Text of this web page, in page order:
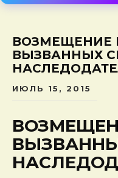
ВОЗМЕЩЕНИЕ
ВЫЗВАННЫХ
ИЮЛЬ 15, 2015